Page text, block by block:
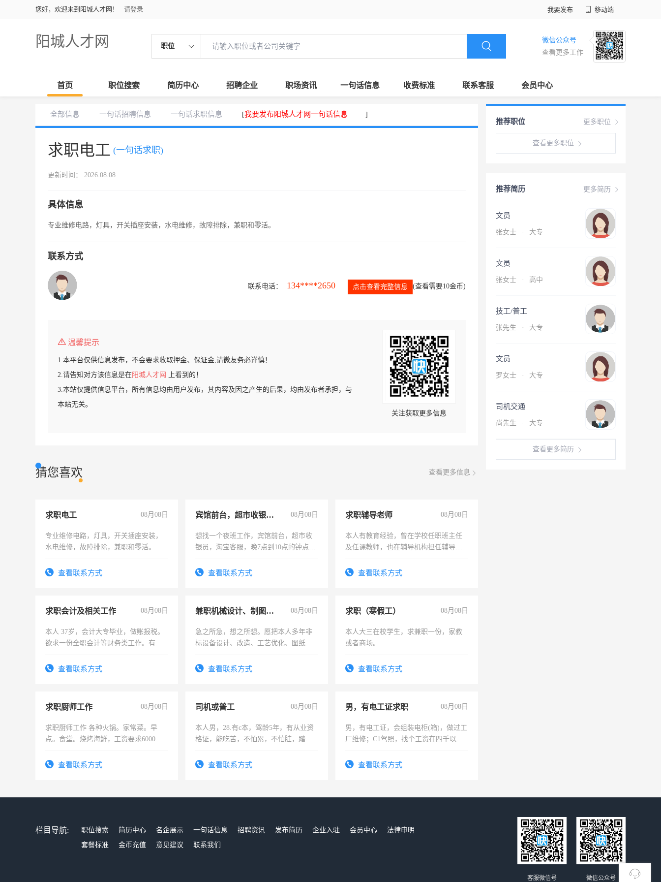
您好，欢迎来到阳城人才网！ 请登录 我要发布 移动端
阳城人才网 职位
微信公众号
查看更多工作
首页 职位搜索 简历中心 招聘企业 职场资讯 一句话信息 收费标准 联系客服 会员中心
全部信息 一句话招聘信息 一句话求职信息 [我要发布阳城人才网一句话信息 ]
求职电工 (一句话求职)
更新时间： 2026.08.08
具体信息
专业维修电路，灯具，开关插座安装，水电维修，故障排除，兼职和零活。
联系方式
联系电话： 134****2650 点击查看完整信息 (查看需要10金币)
温馨提示
1.本平台仅供信息发布，不会要求收取押金、保证金,请微友务必谨慎！
2.请告知对方该信息是在阳城人才网
上看到的！
3.本站仅提供信息平台，所有信息均由用户发布，其内容及因之产生的后果，均由发布者承担，与
本站无关。
关注获取更多信息
猜您喜欢 查看更多信息
求职电工 08月08日
专业维修电路，灯具，开关插座安装，
水电维修，故障排除，兼职和零活。
查看联系方式
宾馆前台，超市收银员，淘宝客服 08月08日
想找一个夜班工作，宾馆前台，超市收
银员，淘宝客服，晚7点到10点的钟点
号同微信查看联系方式
求职辅导老师 08月08日
本人有教育经验，曾在学校任职班主任
及任课教师，也在辅导机构担任辅导教
查看联系方式
求职会计及相关工作 08月08日
本人 37岁，会计大专毕业，做账报税。
欲求一份全职会计等财务类工作。有会
查看联系方式
兼职机械设计、制图、设备改造 08月08日
急之所急，想之所想。愿把本人多年非
标设备设计、改造、工艺优化、图纸制
结识有识之士，共享未来。
查看联系方式
求职（寒假工） 08月08日
本人大三在校学生，求兼职一份，家教
或者商场。
查看联系方式
求职厨师工作 08月08日
求职厨师工作 各种火锅。家常菜。早
点。食堂。烧烤海鲜，工资要求6000以
查看联系方式
司机或普工 08月08日
本人男，28.有c本，驾龄5年，有从业资
格证，能吃苦，不怕累，不怕脏，踏
查看联系方式
男，有电工证求职 08月08日
男，有电工证，会组装电柜(箱)，做过工
厂维修；C1驾照，找个工资在四千以
电话查看联系方式
更多职位
推荐职位
查看更多职位
更多简历
推荐简历
文员
张女士 · 大专
文员
张女士 · 高中
技工/普工
张先生 · 大专
文员
罗女士 · 大专
司机交通
尚先生 · 大专
查看更多简历
栏目导航: 职位搜索 简历中心 名企展示 一句话信息 招聘资讯 发布简历 企业入驻 会员中心
法律申明
套餐标准
金币充值 意见建议 联系我们
微信公众号
客服微信号